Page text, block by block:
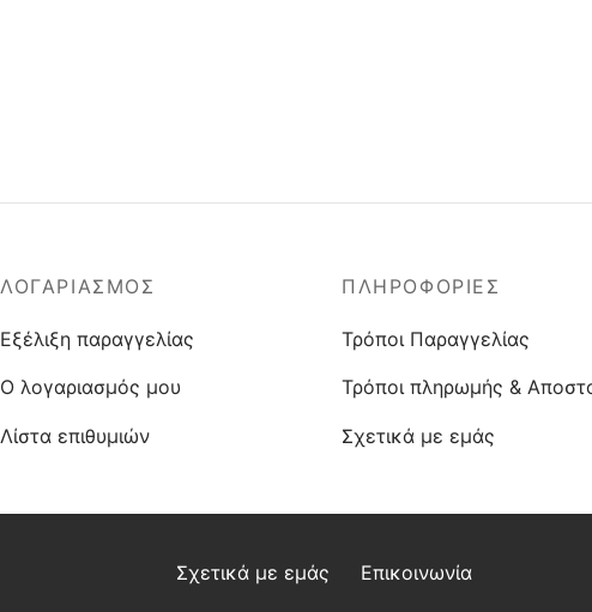
ΛΟΓΑΡΙΑΣΜΟΣ
Εξέλιξη παραγγελίας
Ο λογαριασμός μου
Λίστα επιθυμιών
ΠΛΗΡΟΦΟΡΙΕΣ
Τρόποι Παραγγελίας
Τρόποι πληρωμής &
Σχετικά με εμάς
Σχετικά με εμάς Επικοινωνία